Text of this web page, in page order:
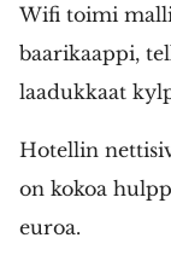
Wifi toimi
baarikaappi,
laadukkaat
Hotellin
on kokoa
euroa.